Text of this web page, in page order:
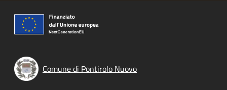
Comune di Pontirolo Nuovo